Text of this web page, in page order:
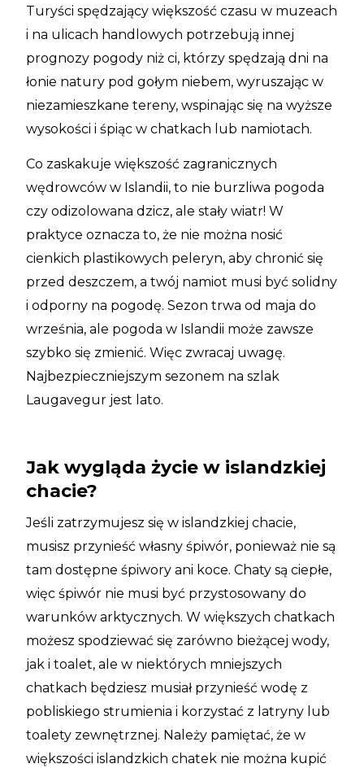
Turyści spędzający większość czasu w muzeach
i na ulicach handlowych potrzebują innej
prognozy pogody niż ci, którzy spędzają dni na
łonie natury pod gołym niebem, wyruszając w
niezamieszkane tereny, wspinając się na wyższe
wysokości i śpiąc w chatkach lub namiotach.
Co zaskakuje większość zagranicznych
wędrowców w Islandii, to nie burzliwa pogoda
czy odizolowana dzicz, ale stały wiatr! W
praktyce oznacza to, że nie można nosić
cienkich plastikowych peleryn, aby chronić się
przed deszczem, a twój namiot musi być solidny
i odporny na pogodę. Sezon trwa od maja do
września, ale pogoda w Islandii może zawsze
szybko się zmienić. Więc zwracaj uwagę.
Najbezpieczniejszym sezonem na szlak
Laugavegur jest lato.
Jak wygląda życie w islandzkiej
chacie?
Jeśli zatrzymujesz się w islandzkiej chacie,
musisz przynieść własny śpiwór, ponieważ nie są
tam dostępne śpiwory ani koce. Chaty są ciepłe,
więc śpiwór nie musi być przystosowany do
warunków arktycznych. W większych chatkach
możesz spodziewać się zarówno bieżącej wody,
jak i toalet, ale w niektórych mniejszych
chatkach będziesz musiał przynieść wodę z
pobliskiego strumienia i korzystać z latryny lub
toalety zewnętrznej. Należy pamiętać, że w
większości islandzkich chatek nie można kupić